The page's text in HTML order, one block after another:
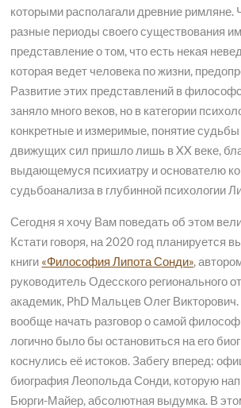
которыми располагали древние римляне.
разные периоды своего существования
представление о том, что есть некая
которая ведет человека по жизни,
Развитие этих представлений в
заняло много веков, но в категории
конкретные и измеримые, понятие
движущих сил пришло лишь в XX веке,
выдающемуся психиатру и основателю
судьбоанализа в глубинной психологии
Сегодня я хочу Вам поведать об этом
Кстати говоря, на 2020 год планируется
книги «Философия Липота Сонди»,
руководитель Одесского регионального
академик, PhD Мальцев Олег
вообще начать разговор о самой
логично было бы остановиться на его
коснулись её истоков. Забегу вперед:
биография Леопольда Сонди, которую
Бюрги-Майер, абсолютная выдумка. В